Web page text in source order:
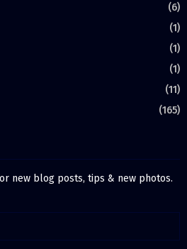
(6)
(1)
(1)
(1)
(11)
(165)
new blog posts, tips & new photos.